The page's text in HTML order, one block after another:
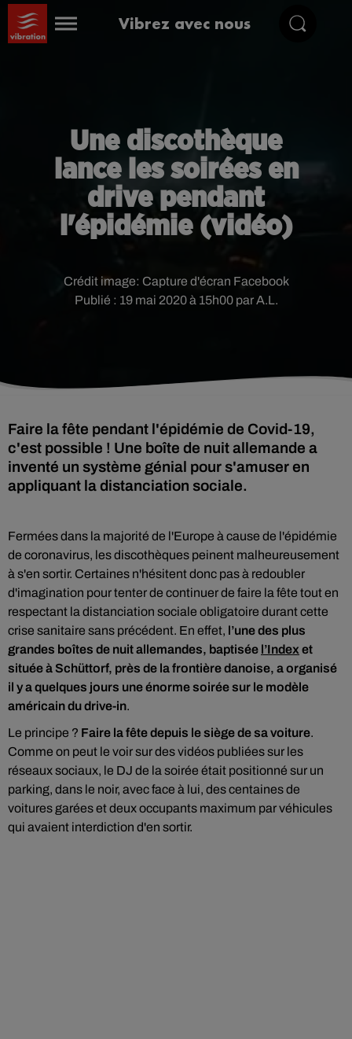
Vibrez avec nous
Une discothèque
lance les soirées en
drive pendant
l'épidémie (vidéo)
Publié : 19 mai 2020 à 15h00 par A.L.
Crédit image: Capture d'écran Facebook
Faire la fête pendant l'épidémie de Covid-19,
c'est possible ! Une boîte de nuit allemande a
inventé un système génial pour s'amuser en
appliquant la distanciation sociale.
Fermées dans la majorité de l'Europe à cause de l'épidémie
de coronavirus, les discothèques peinent malheureusement
à s'en sortir. Certaines n'hésitent donc pas à redoubler
d'imagination pour tenter de continuer de faire la fête tout en
respectant la distanciation sociale obligatoire durant cette
crise sanitaire sans précédent. En effet, l’une des plus
grandes boîtes de nuit allemandes, baptisée l’Index et
située à Schüttorf, près de la frontière danoise, a organisé
il y a quelques jours une énorme soirée sur le modèle
américain du drive-in.
Le principe ? Faire la fête depuis le siège de sa voiture.
Comme on peut le voir sur des vidéos publiées sur les
réseaux sociaux, le DJ de la soirée était positionné sur un
parking, dans le noir, avec face à lui, des centaines de
voitures garées et deux occupants maximum par véhicules
qui avaient interdiction d'en sortir.